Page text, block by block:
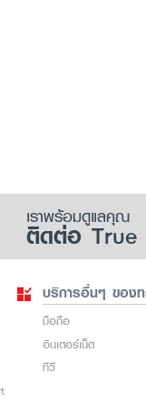
เราพร้อมดูแลคุณ
ติดต่อ True
บริการอื่นๆ ของ
มือถือ
อินเตอร์เน็ต
ทีวี